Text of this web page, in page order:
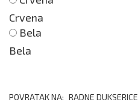
Crvena
Bela
Bela
POVRATAK NA: RADNE DUKSERICE